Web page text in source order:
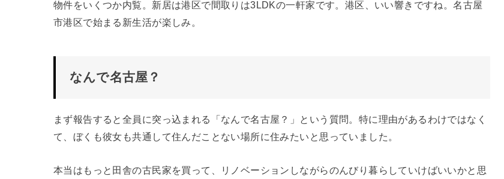
物件をいくつか内覧。新居は港区で間取りは3LDKの一軒家です。港区、いい響きですね。名古屋
市港区で始まる新生活が楽しみ。
なんで名古屋？
まず報告すると全員に突っ込まれる「なんで名古屋？」という質問。特に理由があるわけではなく
て、ぼくも彼女も共通して住んだことない場所に住みたいと思っていました。
本当はもっと田舎の古民家を買って、リノベーションしながらのんびり暮らしていけばいいかと思